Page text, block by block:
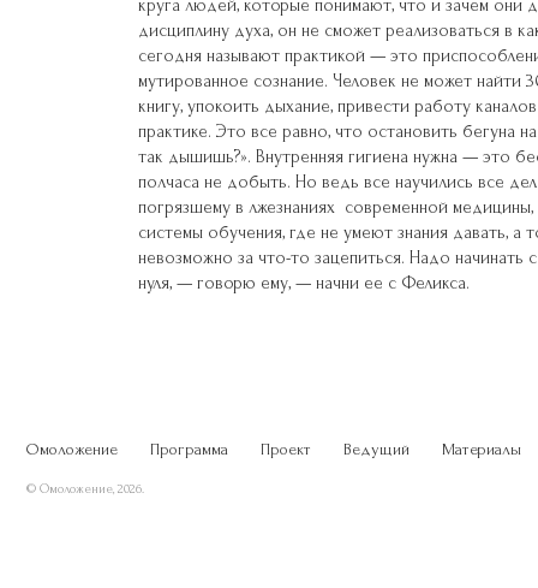
круга людей, которые понимают, что и зачем они
дисциплину духа, он не сможет реализоваться в
сегодня называют практикой — это
мутированное сознание. Человек не может найти
книгу, упокоить дыхание, привести работу
практике. Это все равно, что остановить бегуна
так дышишь?». Внутренняя гигиена нужна — это
полчаса не добыть. Но ведь все научились все
погрязшему в лжезнаниях современной
системы обучения, где не умеют знания давать,
невозможно за что-то зацепиться. Надо
нуля, — говорю ему, — начни ее с Феликса.
Омоложение Программа Проект Ведущий Материалы
© Омоложение, 2026.